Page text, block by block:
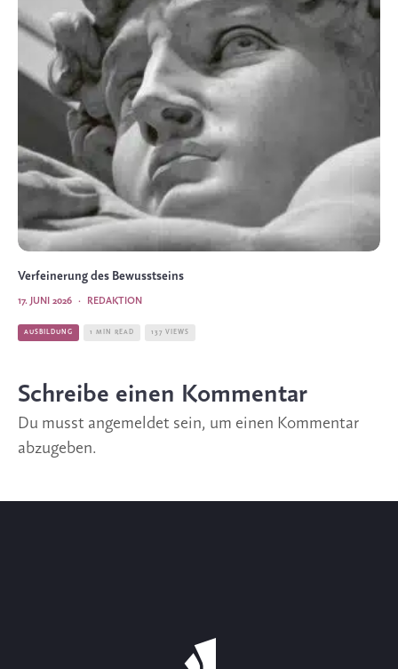
Verfeinerung des Bewusstseins
REDAKTION
·
17. JUNI 2026
AUSBILDUNG 1 MIN READ 137 VIEWS
Schreibe einen Kommentar
Du musst angemeldet sein, um einen Kommentar
abzugeben.